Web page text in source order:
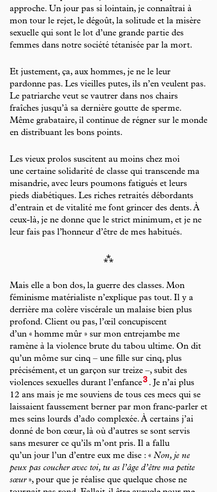
approche. Un jour pas si lointain, je connaîtrai à
mon tour le rejet, le dégoût, la solitude et la misère
sexuelle qui sont le lot d’une grande partie des
femmes dans notre société tétanisée par la mort.
Et justement, ça, aux hommes, je ne le leur
pardonne pas. Les vieilles putes, ils n’en veulent pas.
Le patriarche veut se vautrer dans nos chairs
fraîches jusqu’à sa dernière goutte de sperme.
Même grabataire, il continue de régner sur le monde
en distribuant les bons points.
Les vieux prolos suscitent au moins chez moi
une certaine solidarité de classe qui transcende ma
misandrie, avec leurs poumons fatigués et leurs
pieds diabétiques. Les riches retraités débordants
d’entrain et de vitalité me font grincer des dents. À
ceux-là, je ne donne que le strict minimum, et je ne
leur fais pas l’honneur d’être de mes habitués.
⁂
Mais elle a bon dos, la guerre des classes. Mon
féminisme matérialiste n’explique pas tout. Il y a
derrière ma colère viscérale un malaise bien plus
profond. Client ou pas, l’œil concupiscent
d’un « homme mûr » sur mon entrejambe me
ramène à la violence brute du tabou ultime. On dit
qu’un môme sur cinq – une fille sur cinq, plus
précisément, et un garçon sur treize –, subit des
violences sexuelles durant l’enfance3 . Je n’ai plus
12 ans mais je me souviens de tous ces mecs qui se
laissaient faussement berner par mon franc-parler et
mes seins lourds d’ado complexée. À certains j’ai
donné de bon cœur, là où d’autres se sont servis
sans mesurer ce qu’ils m’ont pris. Il a fallu
qu’un jour l’un d’entre eux me dise : « Non, je ne
peux pas coucher avec toi, tu as l’âge d’être ma petite
sœur», pour que je réalise que quelque chose ne